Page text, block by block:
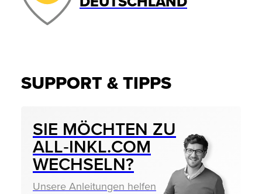
SUPPORT & TIPPS
SIE MÖCHTEN ZU
ALL‑INKL.COM
WECHSELN?
Unsere Anleitungen helfen